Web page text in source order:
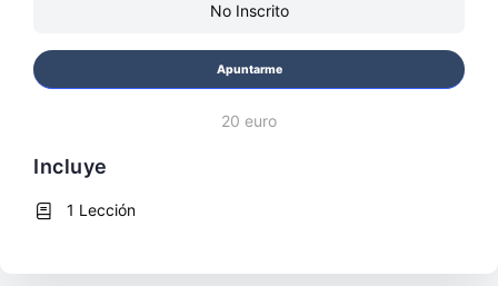
No Inscrito
Apuntarme
20 euro
Incluye
1 Lección